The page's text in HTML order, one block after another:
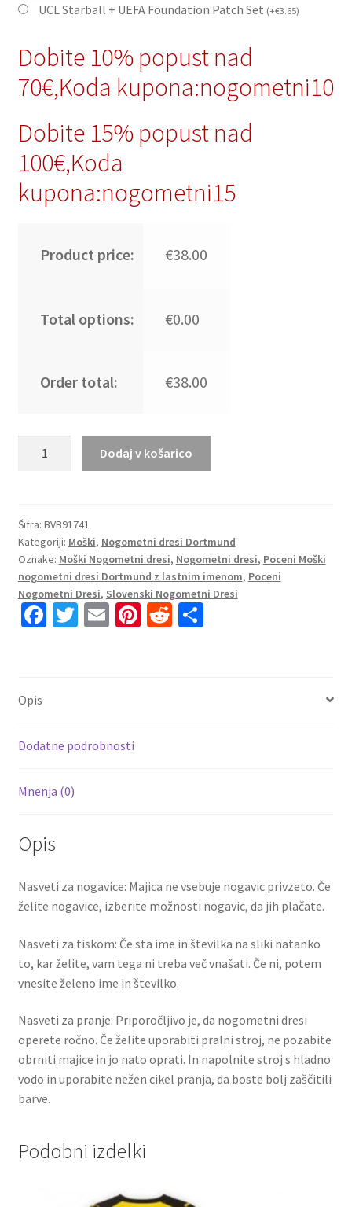
UCL Starball + UEFA Foundation Patch Set (+€3.65)
Dobite 10% popust nad
70€,Koda kupona:nogometni10
Dobite 15% popust nad
100€,Koda
kupona:nogometni15
Product price: €38.00
Total options: €0.00
Order total: €38.00
Dortmund
Domači
2023
Kratek
Rokav
+
30
Dodaj v košarico
Šifra: BVB91741
Kategoriji: Moški, Nogometni dresi Dortmund
Oznake: Moški Nogometni dresi, Nogometni dresi, Poceni Moški
nogometni dresi Dortmund z lastnim imenom, Poceni
Nogometni Dresi, Slovenski Nogometni Dresi
Fa
k
T E Pi R S
Opis
Dodatne podrobnosti
Mnenja (0)
Opis
Nasveti za nogavice: Majica ne vsebuje nogavic privzeto. Če
želite nogavice, izberite možnosti nogavic, da jih plačate.
Nasveti za tiskom: Če sta ime in številka na sliki natanko
to, kar želite, vam tega ni treba več vnašati. Če ni, potem
vnesite želeno ime in številko.
Nasveti za pranje: Priporočljivo je, da nogometni dresi
operete ročno. Če želite uporabiti pralni stroj, ne pozabite
obrniti majice in jo nato oprati. In napolnite stroj s hladno
vodo in uporabite nežen cikel pranja, da boste bolj zaščitili
barve.
Podobni izdelki